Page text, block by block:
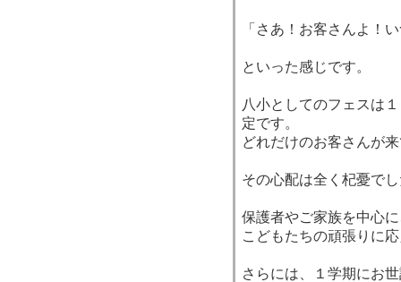
「さあ！お客さんよ！
といった感じです。
八小としてのフェスは
定です。
どれだけのお客さんが
その心配は全く杞憂で
保護者やご家族を中心
こどもたちの頑張りに
さらには、１学期にお